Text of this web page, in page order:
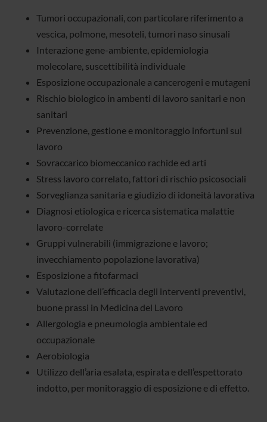
Tumori occupazionali, con particolare riferimento a
vescica, polmone, mesoteli, tumori naso sinusali
Interazione gene-ambiente, epidemiologia
molecolare, suscettibilità individuale
Esposizione occupazionale a cancerogeni e mutageni
Rischio biologico in ambenti di lavoro sanitari e non
sanitari
Prevenzione, gestione e monitoraggio infortuni sul
lavoro
Sovraccarico biomeccanico rachide ed arti
Stress lavoro correlato, fattori di rischio psicosociali
Sorveglianza sanitaria e giudizio di idoneità lavorativa
Diagnosi etiologica e ricerca sistematica malattie
lavoro-correlate
Gruppi vulnerabili (immigrazione e lavoro;
invecchiamento popolazione lavorativa)
Esposizione a fitofarmaci
Valutazione dell’efficacia degli interventi preventivi,
buone prassi in Medicina del Lavoro
Allergologia e pneumologia ambientale ed
occupazionale
Aerobiologia
Utilizzo dell’aria esalata, espirata e dell’espettorato
indotto, per monitoraggio di esposizione e di effetto.